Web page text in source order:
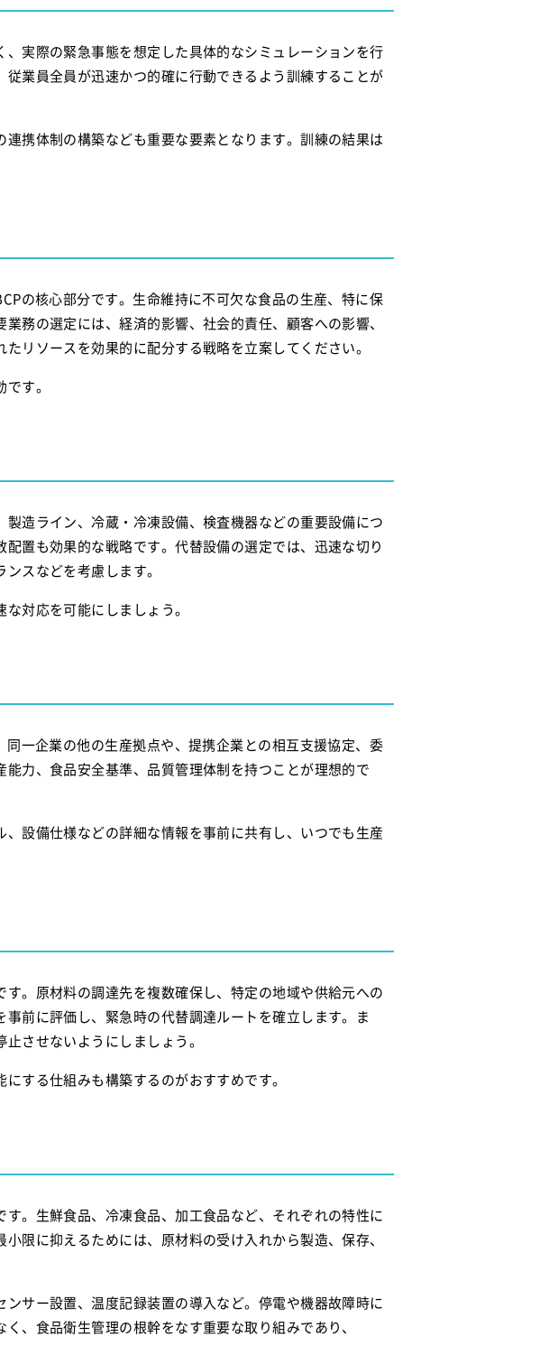
実際の緊急事態を想定した具体的なシミュレーションを行
業員全員が迅速かつ的確に行動できるよう訓練することが
携体制の構築なども重要な要素となります。訓練の結果は
の核心部分です。生命維持に不可欠な食品の生産、特に保
務の選定には、経済的影響、社会的責任、顧客への影響、
リソースを効果的に配分する戦略を立案してください。
す。
造ライン、冷蔵・冷凍設備、検査機器などの重要設備につ
置も効果的な戦略です。代替設備の選定では、迅速な切り
スなどを考慮します。
対応を可能にしましょう。
一企業の他の生産拠点や、提携企業との相互支援協定、委
力、食品安全基準、品質管理体制を持つことが理想的で
設備仕様などの詳細な情報を事前に共有し、いつでも生産
。原材料の調達先を複数確保し、特定の地域や供給元への
前に評価し、緊急時の代替調達ルートを確立します。ま
させないようにしましょう。
する仕組みも構築するのがおすすめです。
。生鮮食品、冷凍食品、加工食品など、それぞれの特性に
限に抑えるためには、原材料の受け入れから製造、保存、
サー設置、温度記録装置の導入など。停電や機器故障時に
、食品衛生管理の根幹をなす重要な取り組みであり、